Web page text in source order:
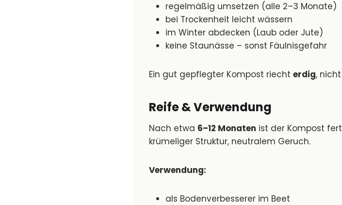
regelmäßig umsetzen (alle 2–3 Monate)
bei Trockenheit leicht wässern
im Winter abdecken (Laub oder Jute)
keine Staunässe – sonst Fäulnisgefahr
Ein gut gepflegter Kompost riecht erdig,
Reife & Verwendung
Nach etwa 6–12 Monaten ist der Kompost
krümeliger Struktur, neutralem Geruch.
Verwendung:
als Bodenverbesserer im Beet